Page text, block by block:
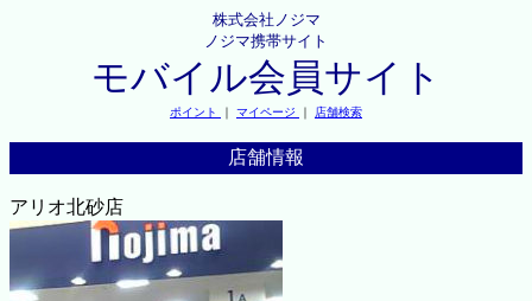
株式会社ノジマ
ノジマ携帯サイト
モバイル会員サイト
ポイント ｜ マイページ ｜ 店舗検索
店舗情報
アリオ北砂店